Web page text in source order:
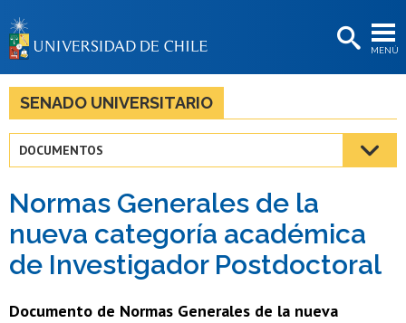
MENÚ
BIBLIOTECAS
LA UNIVERSIDAD
Estudiantes
Académicas/os
Funcionarias/os
Egresadas/os
SENADO UNIVERSITARIO
DOCUMENTOS
Normas Generales de la
nueva categoría académica
de Investigador Postdoctoral
Documento de Normas Generales de la nueva